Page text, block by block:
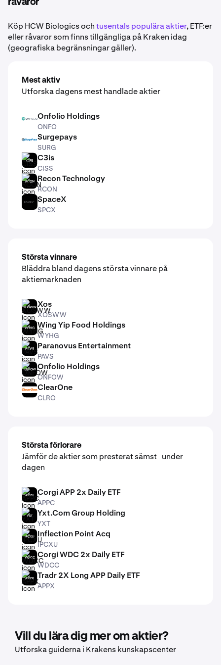
Köp HCW Biologics ochtusentals populära aktier, ETF:er
eller råvaror som finns tillgängliga på Kraken idag
(geografiska begränsningar gäller).
Mest aktiv
Utforska dagens mest handlade aktier
ONFO Onfolio Holdings
ONFO
SURG Surgepays
SURG
CISS C3is
CISS
RCON Recon Technology
RCON
SPCX SpaceX
SPCX
Största vinnare
Bläddra bland dagens största vinnare på
aktiemarknaden
XOSWW Xos
XOSWW
WYHG Wing Yip Food Holdings
WYHG
PAVS Paranovus Entertainment
PAVS
ONFOW Onfolio Holdings
ONFOW
CLRO ClearOne
CLRO
Största förlorare
Jämför de aktier som presterat sämst under
dagen
APPC Corgi APP 2x Daily ETF
APPC
YXT Yxt.Com Group Holding
YXT
IPCXU Inflection Point Acq
IPCXU
WDCC Corgi WDC 2x Daily ETF
WDCC
APPX Tradr 2X Long APP Daily ETF
APPX
Vill du lära dig mer om aktier?
Utforska guiderna i Krakens kunskapscenter